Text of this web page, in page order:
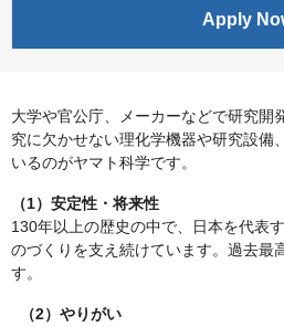
Apply
大学や官公庁、メーカーなどで研究
究に欠かせない理化学機器や研究設備
いるのがヤマト科学です。
（1）安定性・将来性
130年以上の歴史の中で、日本を代表
のづくりを支え続けています。過去最
す。
（2）やりがい